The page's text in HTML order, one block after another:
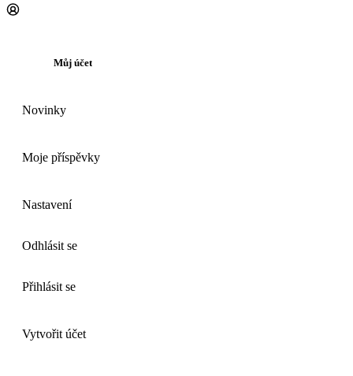
Můj účet
Novinky
Moje příspěvky
Nastavení
Odhlásit se
Přihlásit se
Vytvořit účet